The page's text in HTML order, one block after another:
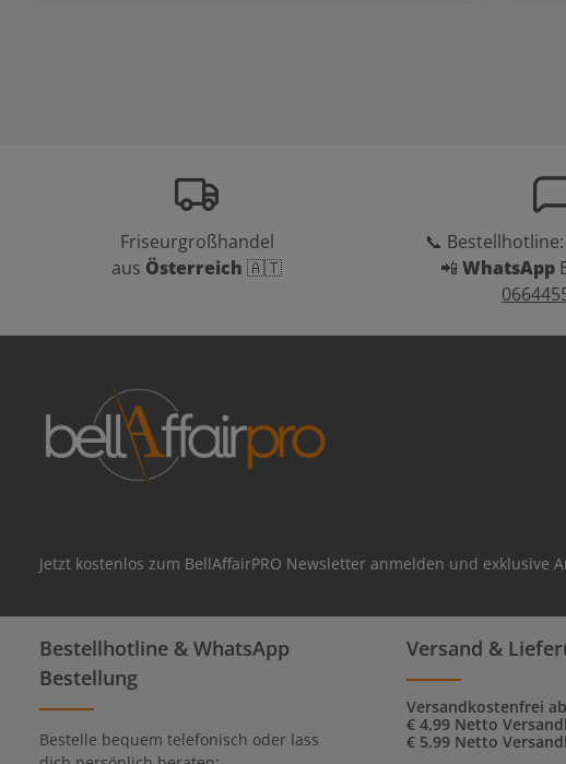
Friseurgroßhandel
aus Österreich 🇦🇹
📞 Bestellhotline:
📲 WhatsApp
Jetzt kostenlos zum BellAffairPRO Newsletter anmelden und
Bestellhotline & WhatsApp
Bestellung
Bestelle bequem telefonisch oder lass
Versand &
Versandkostenfrei
€ 4,99 Netto
€ 5,99 Netto